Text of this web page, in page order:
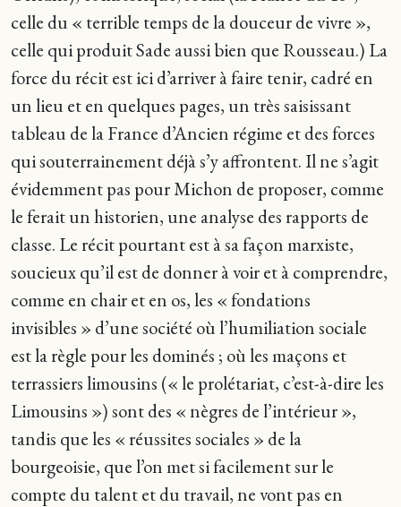
celle du « terrible temps de la douceur de vivre »,
celle qui produit Sade aussi bien que Rousseau.) La
force du récit est ici d’arriver à faire tenir, cadré en
un lieu et en quelques pages, un très saisissant
tableau de la France d’Ancien régime et des forces
qui souterrainement déjà s’y affrontent. Il ne s’agit
évidemment pas pour Michon de proposer, comme
le ferait un historien, une analyse des rapports de
classe. Le récit pourtant est à sa façon marxiste,
soucieux qu’il est de donner à voir et à comprendre,
comme en chair et en os, les « fondations
invisibles » d’une société où l’humiliation sociale
est la règle pour les dominés ; où les maçons et
terrassiers limousins (« le prolétariat, c’est-à-dire les
Limousins ») sont des « nègres de l’intérieur »,
tandis que les « réussites sociales » de la
bourgeoisie, que l’on met si facilement sur le
compte du talent et du travail, ne vont pas en